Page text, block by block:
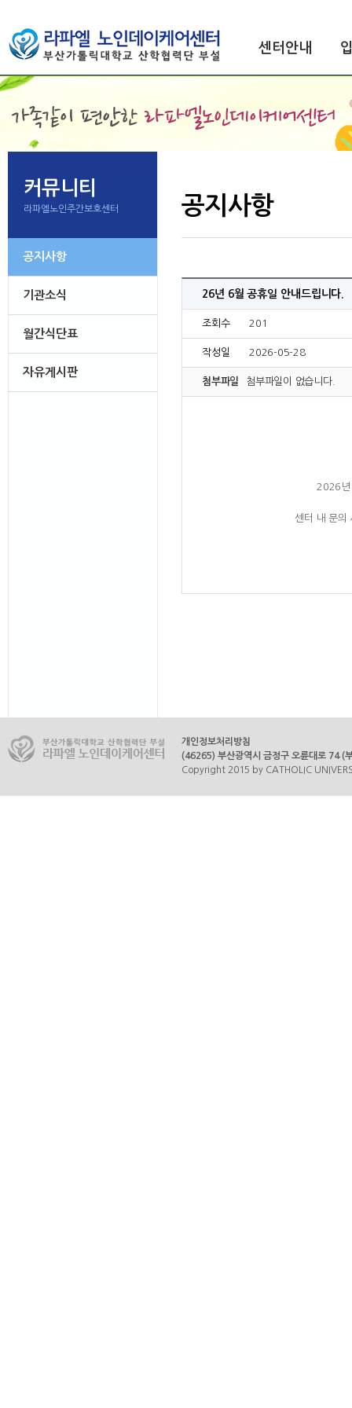
센터안내
커뮤니티
라파엘노인주간보호센터
공지사항
기관소식
월간식단표
자유게시판
공지사항
26년 6월 공휴일 안내드립니다.
조회수 201
작성일 2026-05-28
첨부파일 첨부파일이 없습니다.
2026년
센터 내 문
개인정보처리방침
(46265) 부산광역시 금정구 오륜대로 74
Copyright 2015 by CATHOLIC